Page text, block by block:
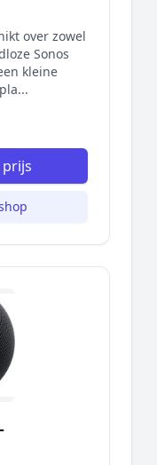
over zowel
Sonos
kleine
prijs